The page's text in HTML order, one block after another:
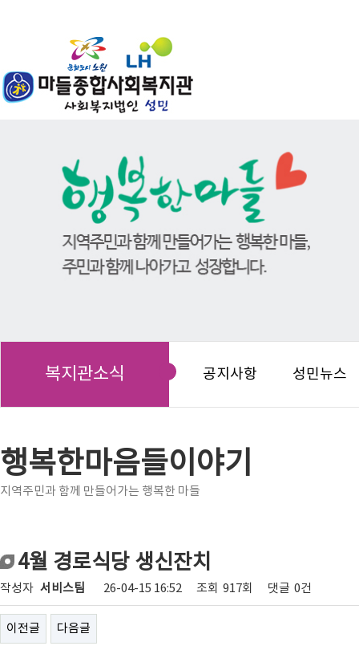
복지관소식 공지사항 성민뉴스
행복한마음들이야기
지역주민과 함께 만들어가는 행복한 마들
4월 경로식당 생신잔치
작성자 서비스팀 26-04-15 16:52 조회 917회 댓글 0건
이전글 다음글